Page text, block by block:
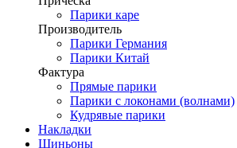
Парики каре
Производитель
Парики Германия
Парики Китай
Фактура
Прямые парики
Парики с локонами (волнами)
Кудрявые парики
Накладки
Шиньоны